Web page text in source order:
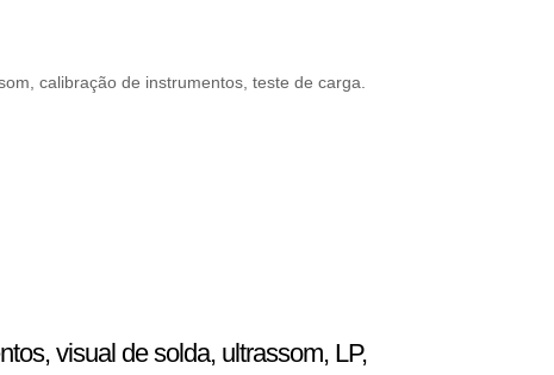
calibração de instrumentos, teste de carga.
visual de solda, ultrassom, LP,